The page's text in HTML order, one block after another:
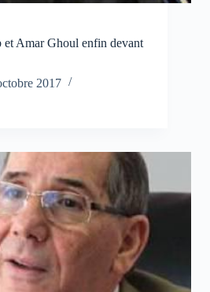
et Amar Ghoul enfin devant
2017